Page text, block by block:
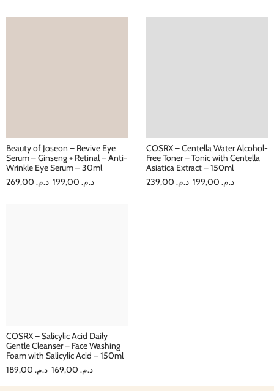
Beauty of Joseon – Revive Eye
Serum – Ginseng + Retinal – Anti-
Wrinkle Eye Serum – 30ml
د.م.269,00 د.م.
COSRX – Centella Water Alcohol-
Free Toner – Tonic with Centella
Asiatica Extract – 150ml
د.م.239,00 د.م.
COSRX – Salicylic Acid Daily
Gentle Cleanser – Face Washing
Foam with Salicylic Acid – 150ml
د.م.189,00 د.م.